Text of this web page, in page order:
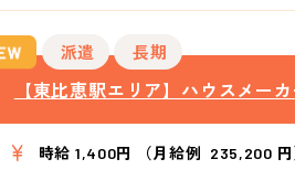
派遣 長期
【東比恵駅エリア】ハウスメー
時給 1,400円 （月給例 235,200 円